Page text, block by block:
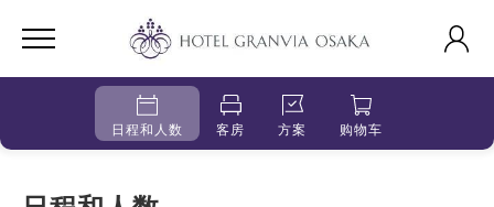
日程和人数 客房 方案 购物车